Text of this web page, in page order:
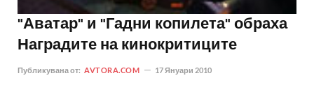
"Аватар" и "Гадни копилета" обраха
Наградите на кинокритиците
Публикувана от: AVTORA.COM 17 Януари 2010